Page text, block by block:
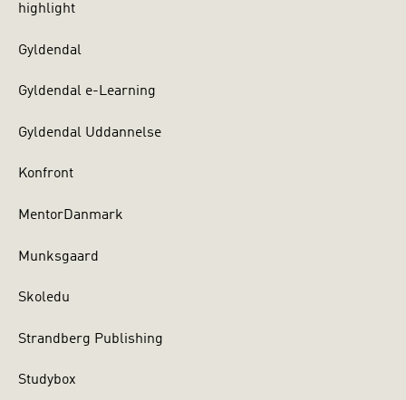
highlight
Gyldendal
Gyldendal e-Learning
Gyldendal Uddannelse
Konfront
MentorDanmark
Munksgaard
Skoledu
Strandberg Publishing
Studybox